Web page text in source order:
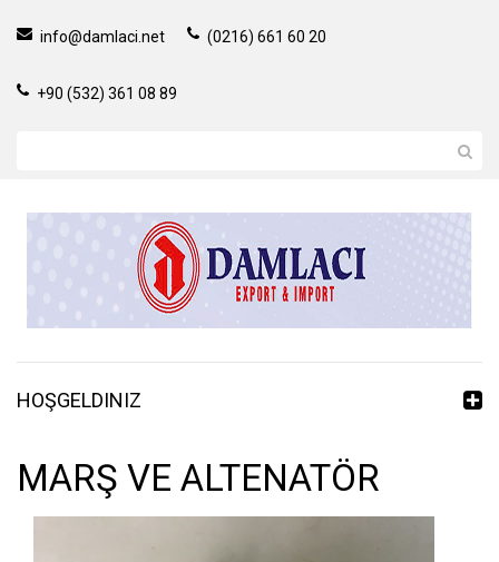
info@damlaci.net (0216) 661 60 20
+90 (532) 361 08 89
HOŞGELDINIZ
MARŞ VE ALTENATÖR